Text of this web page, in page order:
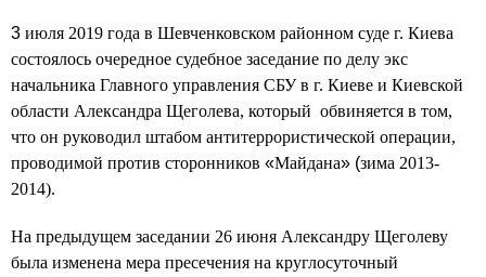
3 июля 2019 года в Шевченковском районном суде г. Киева
состоялось очередное судебное заседание по делу экс
начальника Главного управления СБУ в г. Киеве и Киевской
области Александра Щеголева, который обвиняется в том,
что он руководил штабом антитеррористической операции,
проводимой против сторонников «Майдана» (зима 2013-
2014).
На предыдущем заседании 26 июня Александру Щеголеву
была изменена мера пресечения на круглосуточный